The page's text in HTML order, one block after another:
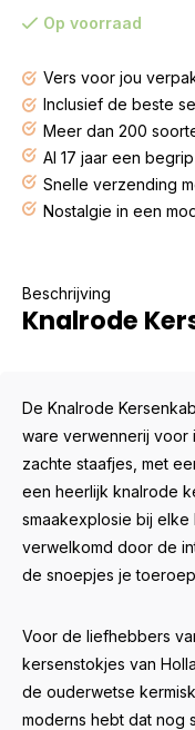
Op voorraad
Vers voor jou
Inclusief de beste
Meer dan 200
Al 17 jaar een
Snelle verzending
Nostalgie in een
Beschrijving
Knalrode
De Knalrode
ware verwennerij voor
zachte staafjes, met
een heerlijk knalrode
smaakexplosie bij
verwelkomd door de
de snoepjes je
Voor de liefhebbers
kersenstokjes van
de ouderwetse
moderns hebt dat nog